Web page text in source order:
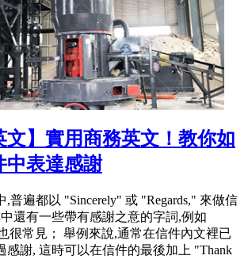
文】實用商務英文！教你如
中表達感謝
,普遍都以 "Sincerely" 或 "Regards," 來做信
還有一些帶有感謝之意的字詞,例如
很常見； 舉例來說,通常在信件內文裡已
感謝, 這時可以在信件的最後加上 "Thank